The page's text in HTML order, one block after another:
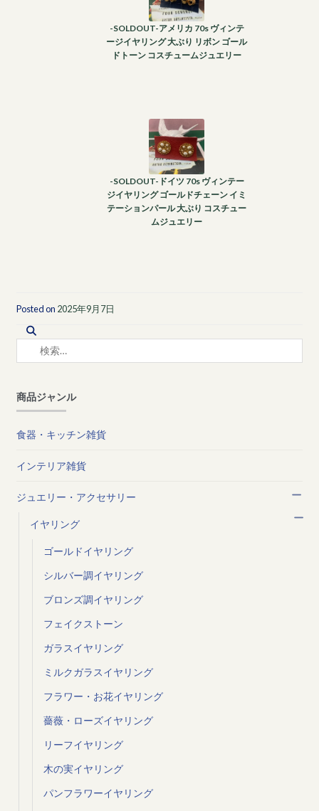
-SOLDOUT-アメリカ 70s ヴィンテ
ージイヤリング 大ぶり リボン ゴール
ドトーン コスチュームジュエリー
-SOLDOUT-ドイツ 70s ヴィンテー
ジイヤリング ゴールドチェーン イミ
テーションパール 大ぶり コスチュー
ムジュエリー
Posted on 2025年9月7日
索:
商品ジャンル
食器・キッチン雑貨
インテリア雑貨
ジュエリー・アクセサリー
イヤリング
ゴールドイヤリング
シルバー調イヤリング
ブロンズ調イヤリング
フェイクストーン
ガラスイヤリング
ミルクガラスイヤリング
フラワー・お花イヤリング
薔薇・ローズイヤリング
リーフイヤリング
木の実イヤリング
パンフラワーイヤリング